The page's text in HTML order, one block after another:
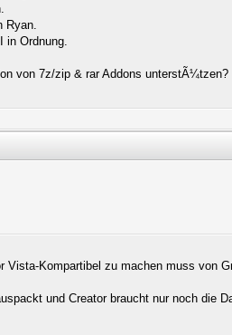
Ryan.
in Ordnung.
von 7z/zip & rar Addons unterstÃ¼tzen?
Kompartibel zu machen muss von
und Creator braucht nur noch die